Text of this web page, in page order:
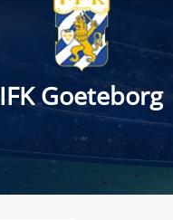
IFK Goeteborg